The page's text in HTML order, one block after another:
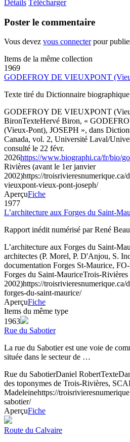
Détails Télécharger
Poster le commentaire
Vous devez vous connecterpour
Items de la même collection
1969
GODEFROY DE VIEUXPONT
Texte tiré du Dictionnaire
GODEFROY DE VIEUXPONT
BironTexteHervé Biron, «
(Vieux-Pont), JOSEPH », dans
Canada, vol. 2, Université Laval/
consulté le 22 févr.
2026https://www.biographi.ca/fr/bio/
Rivières (avant le 1er janvier
2002)https://troisrivieresnumerique.ca/
vieuxpont-vieux-pont-joseph/
AperçuFiche
1977
L’architecture aux Forges du Saint-
Rapport inédit numérisé par René
L’architecture aux Forges du Saint-
architectes (P. Morel, P. D'Anjou, S.
documentation Forges St-Maurice,
Forges du Saint-MauriceTrois-Rivières
2002)https://troisrivieresnumerique.ca/
forges-du-saint-maurice/
AperçuFiche
Items du même type
1963
Rue du Sabotier
La rue du Sabotier est une voie de
située dans le secteur de …
Rue du SabotierDaniel RobertTexte
des toponymes de Trois-Rivières,
Madeleinehttps://
sabotier/
AperçuFiche
Route du Calvaire